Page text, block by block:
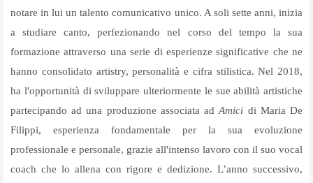
notare in lui un talento comunicativo unico. A soli sette anni, inizia
a studiare canto, perfezionando nel corso del tempo la sua
formazione attraverso una serie di esperienze significative che ne
hanno consolidato artistry, personalità e cifra stilistica. Nel 2018,
ha l'opportunità di sviluppare ulteriormente le sue abilità artistiche
partecipando ad una produzione associata adAmici di Maria De
Filippi, esperienza fondamentale per la sua evoluzione
professionale e personale, grazie all'intenso lavoro con il suo vocal
coach che lo allena con rigore e dedizione. L’anno successivo,